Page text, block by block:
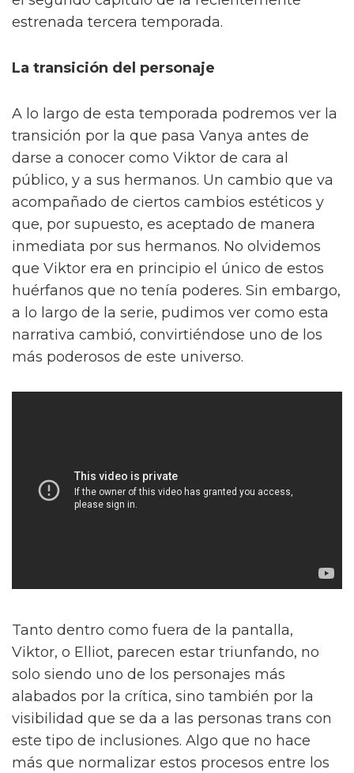
estrenada tercera temporada.
La transición del personaje
A lo largo de esta temporada podremos ver la
transición por la que pasa Vanya antes de
darse a conocer como Viktor de cara al
público, y a sus hermanos. Un cambio que va
acompañado de ciertos cambios estéticos y
que, por supuesto, es aceptado de manera
inmediata por sus hermanos. No olvidemos
que Viktor era en principio el único de estos
huérfanos que no tenía poderes. Sin embargo,
a lo largo de la serie, pudimos ver como esta
narrativa cambió, convirtiéndose uno de los
más poderosos de este universo.
Tanto dentro como fuera de la pantalla,
Viktor, o Elliot, parecen estar triunfando, no
solo siendo uno de los personajes más
alabados por la crítica, sino también por la
visibilidad que se da a las personas trans con
este tipo de inclusiones. Algo que no hace
más que normalizar estos procesos entre los